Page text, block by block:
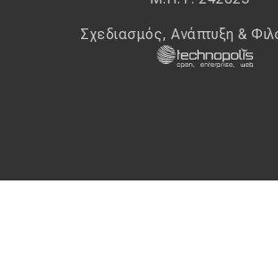
Σχεδιασμός, Ανάπτυξη &